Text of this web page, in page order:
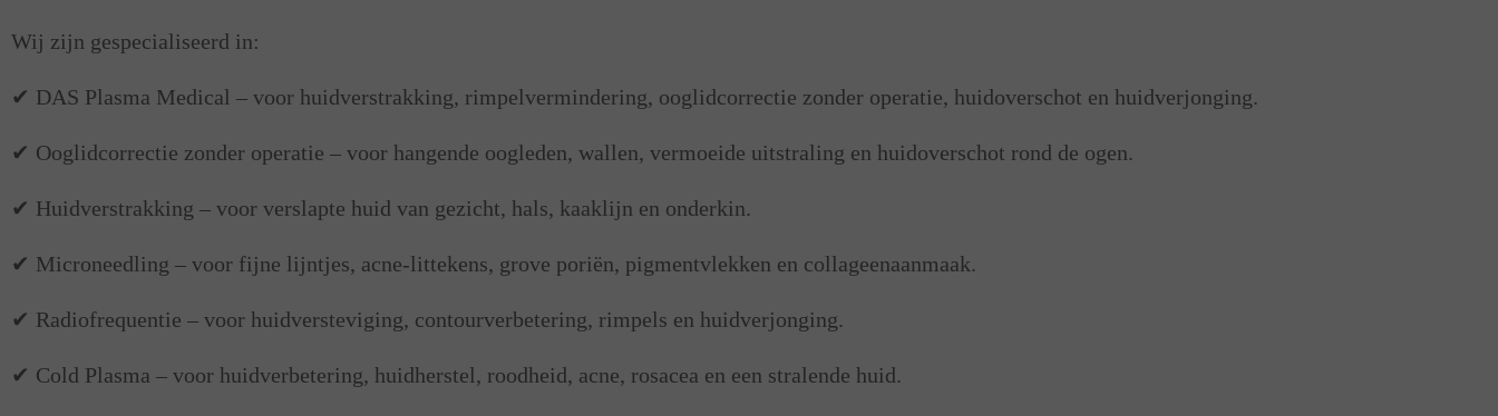
Wij zijn gespecialiseerd in:
✔ DAS Plasma Medical – voor huidverstrakking, rimpelvermindering, ooglidcorrectie zonder operatie, huidoverschot en huidverjonging.
✔ Ooglidcorrectie zonder operatie – voor hangende oogleden, wallen, vermoeide uitstraling en huidoverschot rond de ogen.
✔ Huidverstrakking – voor verslapte huid van gezicht, hals, kaaklijn en onderkin.
✔ Microneedling – voor fijne lijntjes, acne-littekens, grove poriën, pigmentvlekken en collageenaanmaak.
✔ Radiofrequentie – voor huidversteviging, contourverbetering, rimpels en huidverjonging.
✔ Cold Plasma – voor huidverbetering, huidherstel, roodheid, acne, rosacea en een stralende huid.